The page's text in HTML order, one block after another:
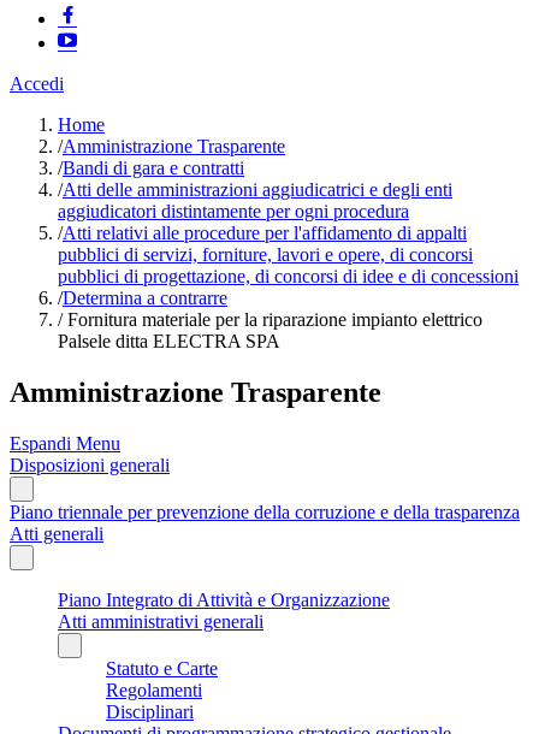
Accedi
Home
/Amministrazione Trasparente
/Bandi di gara e contratti
/Atti delle amministrazioni aggiudicatrici e degli enti
aggiudicatori distintamente per ogni procedura
/Atti relativi alle procedure per l'affidamento di appalti
pubblici di servizi, forniture, lavori e opere, di concorsi
pubblici di progettazione, di concorsi di idee e di concessioni
/Determina a contrarre
/Fornitura materiale per la riparazione impianto elettrico
Palsele ditta ELECTRA SPA
Amministrazione Trasparente
Espandi Menu
Disposizioni generali
Piano triennale per prevenzione della corruzione e della trasparenza
Atti generali
Piano Integrato di Attività e Organizzazione
Atti amministrativi generali
Statuto e Carte
Regolamenti
Disciplinari